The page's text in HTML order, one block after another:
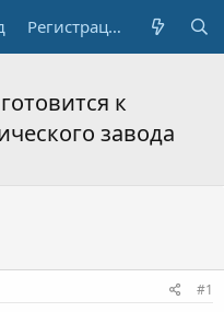
Регистрация
к
завода
#1